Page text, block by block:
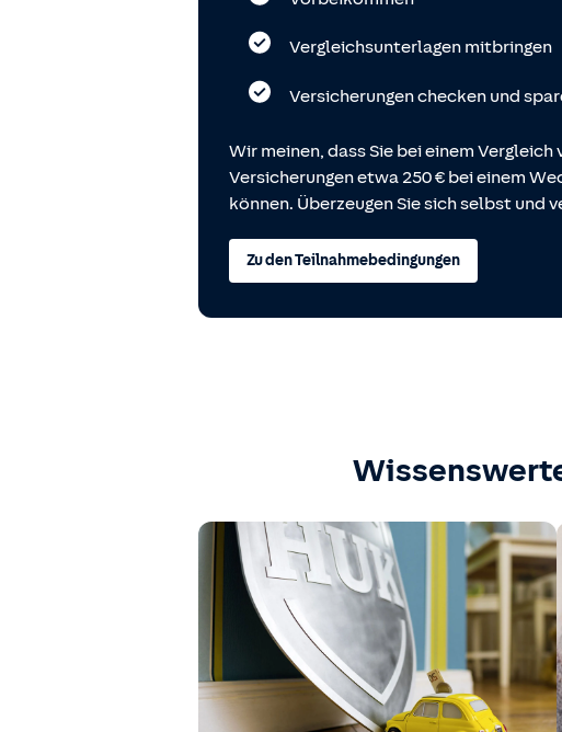
Vergleichsunterlagen mitbringen
Versicherungen checken und
Wir meinen, dass Sie bei einem
Versicherungen etwa 250 € bei einem
können. Überzeugen Sie sich selbst und
Zu den Teilnahmebedingungen